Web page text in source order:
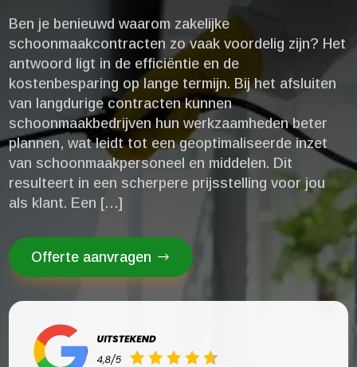
Ben je benieuwd waarom zakelijke
schoonmaakcontracten zo vaak voordelig zijn? Het
antwoord ligt in de efficiëntie en de
kostenbesparing op lange termijn.​ Bij het afsluiten
van langdurige contracten kunnen
schoonmaakbedrijven hun werkzaamheden beter
plannen, wat leidt tot een geoptimaliseerde inzet
van schoonmaakpersoneel en middelen.​ Dit
resulteert in een scherpere prijsstelling voor jou
als klant.​ Een […]
Offerte aanvragen